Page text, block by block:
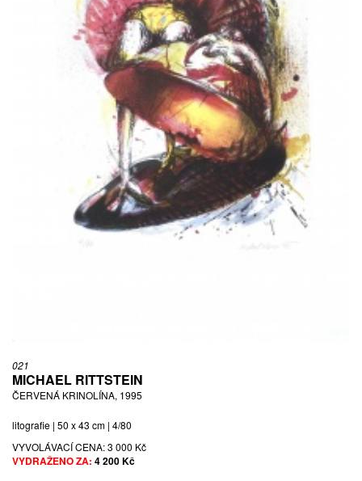
021
MICHAEL RITTSTEIN
ČERVENÁ KRINOLÍNA, 1995
litografie | 50 x 43 cm | 4/80
VYVOLÁVACÍ CENA:3 000 Kč
VYDRAŽENO ZA: 4 200 Kč